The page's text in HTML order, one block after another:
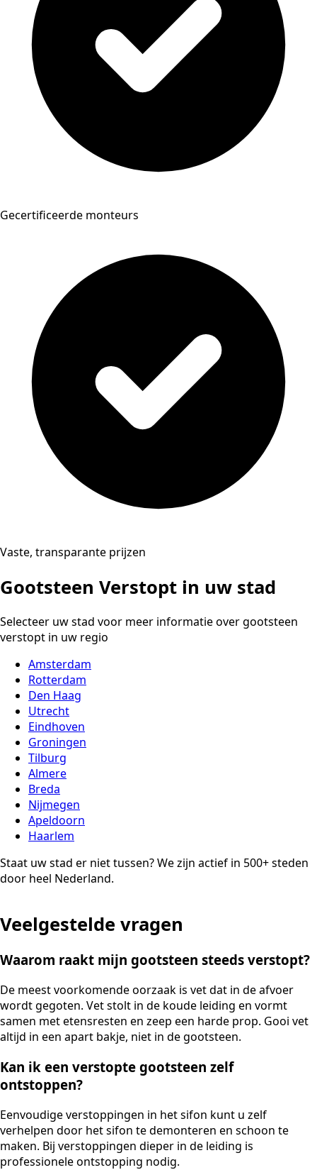
Gecertificeerde monteurs
Vaste, transparante prijzen
Gootsteen Verstopt in uw stad
Selecteer uw stad voor meer informatie over gootsteen
verstopt in uw regio
Amsterdam
Rotterdam
Den Haag
Utrecht
Eindhoven
Groningen
Tilburg
Almere
Breda
Nijmegen
Apeldoorn
Haarlem
Staat uw stad er niet tussen? We zijn actief in 500+ steden
door heel Nederland.
Veelgestelde vragen
Waarom raakt mijn gootsteen steeds verstopt?
De meest voorkomende oorzaak is vet dat in de afvoer
wordt gegoten. Vet stolt in de koude leiding en vormt
samen met etensresten en zeep een harde prop. Gooi vet
altijd in een apart bakje, niet in de gootsteen.
Kan ik een verstopte gootsteen zelf
ontstoppen?
Eenvoudige verstoppingen in het sifon kunt u zelf
verhelpen door het sifon te demonteren en schoon te
maken. Bij verstoppingen dieper in de leiding is
professionele ontstopping nodig.